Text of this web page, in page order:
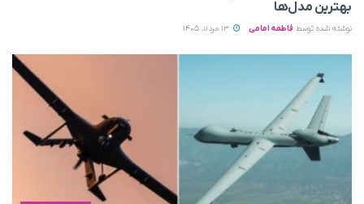
بهترین مدل‌ها
نوشته شده توسط فاطمه امامی